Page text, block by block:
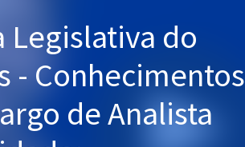
Legislativa do
- Conhecimentos
de Analista